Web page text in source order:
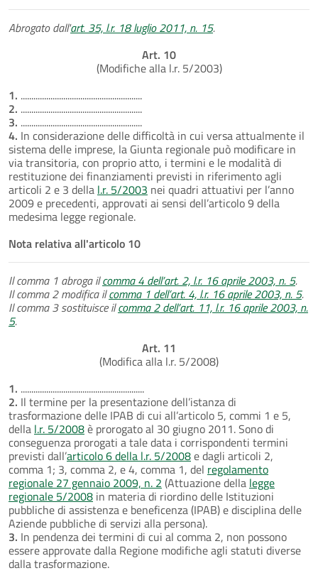
Abrogato dall'art. 35, l.r. 18 luglio 2011, n. 15.
Art. 10
(Modifiche alla l.r. 5/2003)
1. .........................................................
2. .........................................................
3. .........................................................
4. In considerazione delle difficoltà in cui versa attualmente il
sistema delle imprese, la Giunta regionale può modificare in
via transitoria, con proprio atto, i termini e le modalità di
restituzione dei finanziamenti previsti in riferimento agli
articoli 2 e 3 della l.r. 5/2003 nei quadri attuativi per l’anno
2009 e precedenti, approvati ai sensi dell’articolo 9 della
medesima legge regionale.
Nota relativa all'articolo 10
Il comma 1 abroga ilcomma 4 dell’art. 2, l.r. 16 aprile 2003, n. 5.
Il comma 2 modifica ilcomma 1 dell’art. 4, l.r. 16 aprile 2003, n. 5.
Il comma 3 sostituisce ilcomma 2 dell’art. 11, l.r. 16 aprile 2003, n.
5.
Art. 11
(Modifica alla l.r. 5/2008)
1. ..........................................................
2. Il termine per la presentazione dell’istanza di
trasformazione delle IPAB di cui all’articolo 5, commi 1 e 5,
della l.r. 5/2008è prorogato al 30 giugno 2011. Sono di
conseguenza prorogati a tale data i corrispondenti termini
previsti dall’articolo 6 della l.r. 5/2008e dagli articoli 2,
comma 1; 3, comma 2, e 4, comma 1, del regolamento
regionale 27 gennaio 2009, n. 2 (Attuazione della legge
regionale 5/2008 in materia di riordino delle Istituzioni
pubbliche di assistenza e beneficenza (IPAB) e disciplina delle
Aziende pubbliche di servizi alla persona).
3. In pendenza dei termini di cui al comma 2, non possono
essere approvate dalla Regione modifiche agli statuti diverse
dalla trasformazione.